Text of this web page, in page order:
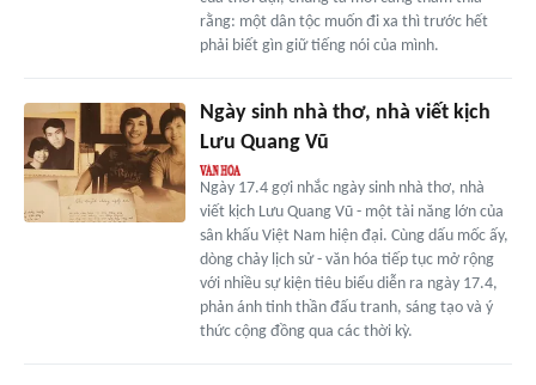
rằng: một dân tộc muốn đi xa thì trước hết
phải biết gìn giữ tiếng nói của mình.
Ngày sinh nhà thơ, nhà viết kịch
Lưu Quang Vũ
Ngày 17.4 gợi nhắc ngày sinh nhà thơ, nhà
viết kịch Lưu Quang Vũ - một tài năng lớn của
sân khấu Việt Nam hiện đại. Cùng dấu mốc ấy,
dòng chảy lịch sử - văn hóa tiếp tục mở rộng
với nhiều sự kiện tiêu biểu diễn ra ngày 17.4,
phản ánh tinh thần đấu tranh, sáng tạo và ý
thức cộng đồng qua các thời kỳ.